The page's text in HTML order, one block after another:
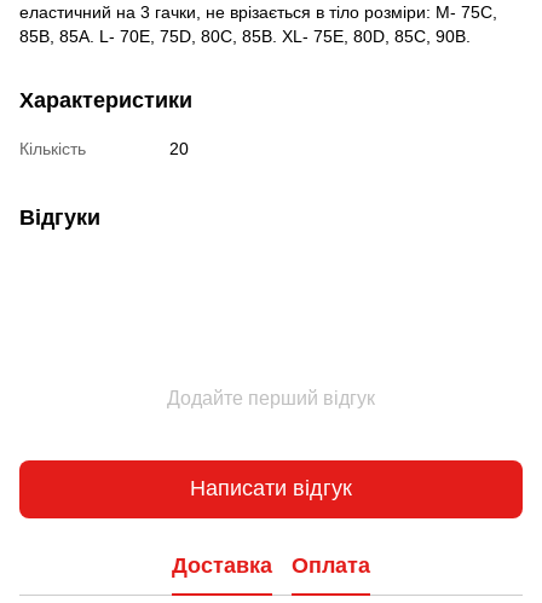
еластичний на 3 гачки, не врізається в тіло розміри: M- 75С,
85В, 85А. L- 70Е, 75D, 80C, 85B. XL- 75E, 80D, 85C, 90B.
Характеристики
Кількість 20
Відгуки
Додайте перший відгук
Написати відгук
Доставка Оплата